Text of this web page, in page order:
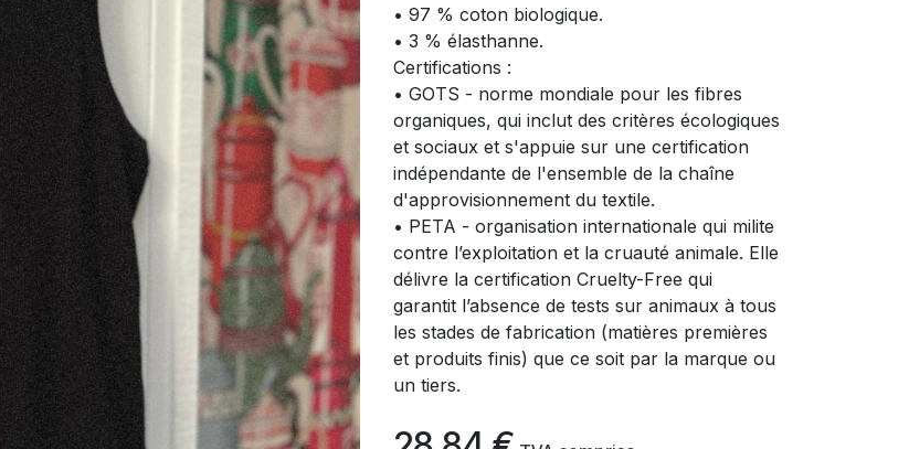
• 97 % coton biologique.
• 3 % élasthanne.
Certifications :
• GOTS - norme mondiale pour les fibres
organiques, qui inclut des critères écologiques
et sociaux et s'appuie sur une certification
indépendante de l'ensemble de la chaîne
d'approvisionnement du textile.
• PETA - organisation internationale qui milite
contre l’exploitation et la cruauté animale. Elle
délivre la certification Cruelty-Free qui
garantit l’absence de tests sur animaux à tous
les stades de fabrication (matières premières
et produits finis) que ce soit par la marque ou
un tiers.